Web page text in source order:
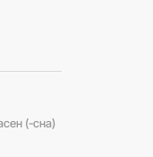
(-сна)